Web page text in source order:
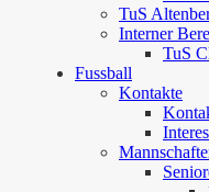
TuS
Interner
TuS
Fussball
Kontakte